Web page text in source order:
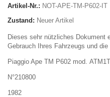
Artikel-Nr.: NOT-APE-TM-P602-IT
Zustand: Neuer Artikel
Dieses sehr nützliches Dokument
Gebrauch Ihres Fahrzeugs und
Piaggio Ape TM P602 mod. ATM1T
N°210800
1982